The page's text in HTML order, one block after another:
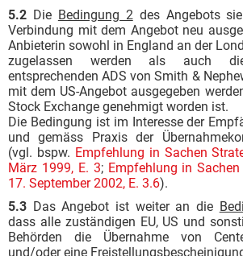
5.2 Die Bedingung 2des Angebots
Verbindung mit dem Angebot neu
Anbieterin sowohl in England an der
zugelassen werden als auch
entsprechenden ADS von Smith &
mit dem US-Angebot ausgegeben
Stock Exchange genehmigt worden ist.
Die Bedingung ist im Interesse der
und gemäss Praxis der
(vgl. bspw. Empfehlung in Sachen
März 1999, E. 3; Empfehlung in
17. September 2002, E. 3.6).
5.3 Das Angebot ist weiter an die
dass alle zuständigen EU, US und
Behörden die Übernahme von
und/oder eine